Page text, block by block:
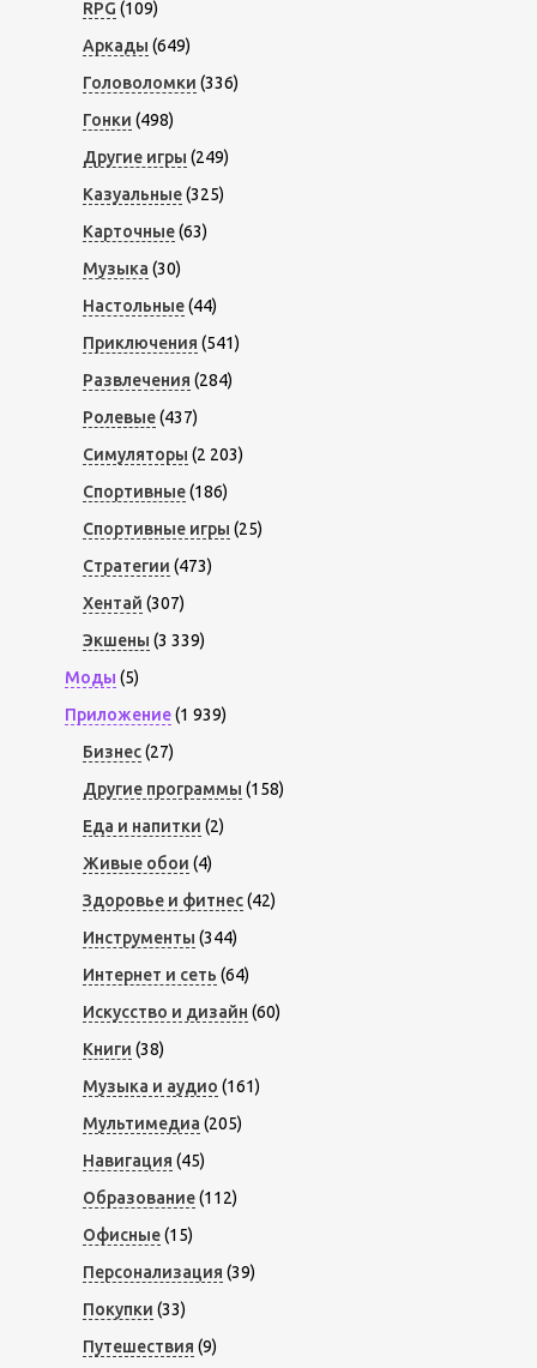
RPG (109)
Аркады (649)
Головоломки (336)
Гонки (498)
Другие игры (249)
Казуальные(325)
Карточные(63)
Музыка (30)
Настольные(44)
Приключения (541)
Развлечения (284)
Ролевые(437)
Симуляторы (2 203)
Спортивные(186)
Спортивные игры (25)
Стратегии (473)
Хентай (307)
Экшены (3 339)
Моды (5)
Приложение(1 939)
Бизнес(27)
Другие программы (158)
Еда и напитки (2)
Живые обои (4)
Здоровье и фитнес(42)
Инструменты (344)
Интернет и сеть (64)
Искусство и дизайн (60)
Книги (38)
Музыка и аудио (161)
Мультимедиа (205)
Навигация (45)
Образование(112)
Офисные(15)
Персонализация (39)
Покупки (33)
Путешествия (9)